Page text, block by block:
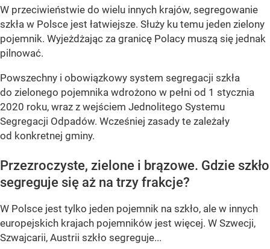
W przeciwieństwie do wielu innych krajów, segregowanie
szkła w Polsce jest łatwiejsze. Służy ku temu jeden zielony
pojemnik. Wyjeżdżając za granicę Polacy muszą się jednak
pilnować.
Powszechny i obowiązkowy system segregacji szkła
do zielonego pojemnika wdrożono w pełni od 1 stycznia
2020 roku, wraz z wejściem Jednolitego Systemu
Segregacji Odpadów. Wcześniej zasady te zależały
od konkretnej gminy.
Przezroczyste, zielone i brązowe. Gdzie szkło
segreguje się aż na trzy frakcje?
W Polsce jest tylko jeden pojemnik na szkło, ale w innych
europejskich krajach pojemników jest więcej. W Szwecji,
Szwajcarii, Austrii szkło segreguje...